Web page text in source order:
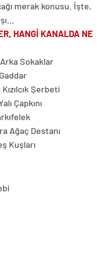
merak konusu. İşte,
HANGİ KANALDA NE
Sokaklar
Şerbeti
Çapkını
Ağaç Destanı
Kuşları